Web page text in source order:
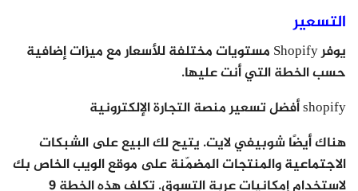
التسعير
يوفر Shopify مستويات مختلفة للأسعار مع ميزات إضافية
حسب الخطة التي أنت عليها.
shopify أفضل تسعير منصة التجارة الإلكترونية
هناك أيضًا شوبيفي لايت. يتيح لك البيع على الشبكات
الاجتماعية والمنتجات المضمّنة على موقع الويب الخاص بك
لاستخدام إمكانيات عربة التسوق. تكلف هذه الخطة 9